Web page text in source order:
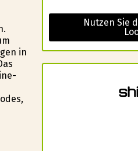
in
Nutzen Sie